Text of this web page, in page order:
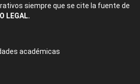
siempre que se cite la fuente de
LEGAL.
académicas